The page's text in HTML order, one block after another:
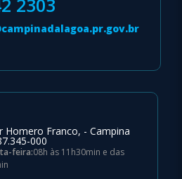
2303
Homero Franco, - Campina
000
feira:08h às 11h30min e das